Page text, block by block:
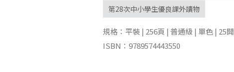
第28次中小學生優良課外讀物
規格：平裝 | 256頁 | 普通級 | 單色 | 25開
ISBN：9789574443550